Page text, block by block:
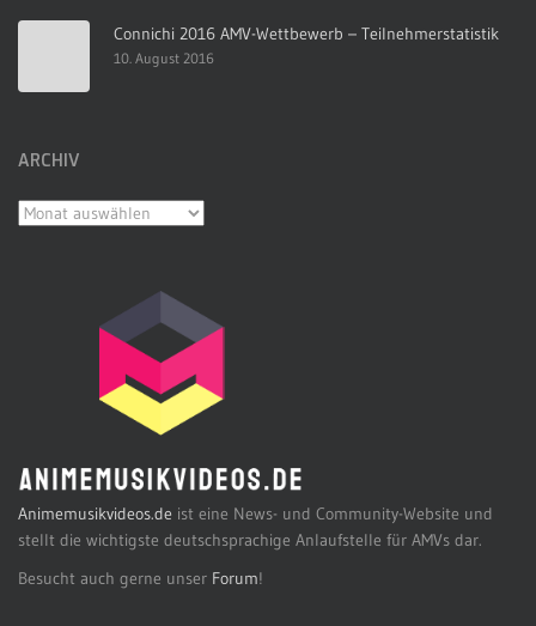
Connichi 2016 AMV-Wettbewerb – Teilnehmerstatistik
10. August 2016
ARCHIV
Archiv
Animemusikvideos.de ist eine News- und Community-Website und
stellt die wichtigste deutschsprachige Anlaufstelle für AMVs dar.
Besucht auch gerne unser Forum!